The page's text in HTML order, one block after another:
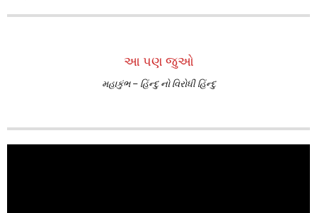
આ પણ જુઓ
મહાકુંભ – હિંન્દુ નો વિરોધી હિંન્દુ